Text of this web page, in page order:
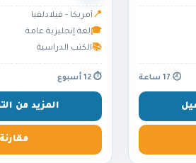
🕘 17 ساعة
📍 أمريكا - فيلادلفيا
🎓لغة إنجليزية عامة
📚الكتب الدراسية
⏱ 12 أسبوع
المزيد من
مقارنة